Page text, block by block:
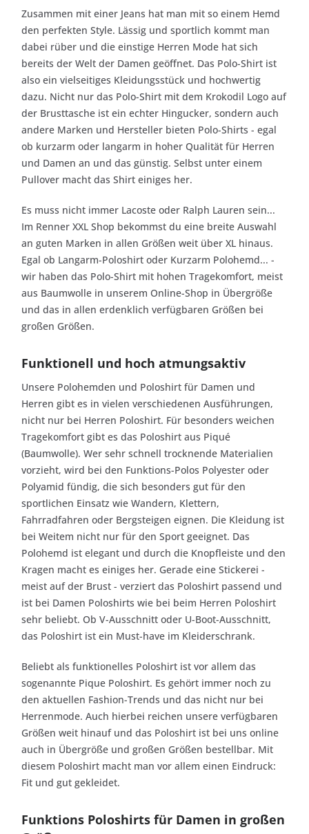
Zusammen mit einer Jeans hat man mit so einem Hemd
den perfekten Style. Lässig und sportlich kommt man
dabei rüber und die einstige Herren Mode hat sich
bereits der Welt der Damen geöffnet. Das Polo-Shirt ist
also ein vielseitiges Kleidungsstück und hochwertig
dazu. Nicht nur das Polo-Shirt mit dem Krokodil Logo auf
der Brusttasche ist ein echter Hingucker, sondern auch
andere Marken und Hersteller bieten Polo-Shirts - egal
ob kurzarm oder langarm in hoher Qualität für Herren
und Damen an und das günstig. Selbst unter einem
Pullover macht das Shirt einiges her.
Es muss nicht immer Lacoste oder Ralph Lauren sein...
Im Renner XXL Shop bekommst du eine breite Auswahl
an guten Marken in allen Größen weit über XL hinaus.
Egal ob Langarm-Poloshirt oder Kurzarm Polohemd... -
wir haben das Polo-Shirt mit hohen Tragekomfort, meist
aus Baumwolle in unserem Online-Shop in Übergröße
und das in allen erdenklich verfügbaren Größen bei
großen Größen.
Funktionell und hoch atmungsaktiv
Unsere Polohemden und Poloshirt für Damen und
Herren gibt es in vielen verschiedenen Ausführungen,
nicht nur bei Herren Poloshirt. Für besonders weichen
Tragekomfort gibt es das Poloshirt aus Piqué
(Baumwolle). Wer sehr schnell trocknende Materialien
vorzieht, wird bei den Funktions-Polos Polyester oder
Polyamid fündig, die sich besonders gut für den
sportlichen Einsatz wie Wandern, Klettern,
Fahrradfahren oder Bergsteigen eignen. Die Kleidung ist
bei Weitem nicht nur für den Sport geeignet. Das
Polohemd ist elegant und durch die Knopfleiste und den
Kragen macht es einiges her. Gerade eine Stickerei -
meist auf der Brust - verziert das Poloshirt passend und
ist bei Damen Poloshirts wie bei beim Herren Poloshirt
sehr beliebt. Ob V-Ausschnitt oder U-Boot-Ausschnitt,
das Poloshirt ist ein Must-have im Kleiderschrank.
Beliebt als funktionelles Poloshirt ist vor allem das
sogenannte Pique Poloshirt. Es gehört immer noch zu
den aktuellen Fashion-Trends und das nicht nur bei
Herrenmode. Auch hierbei reichen unsere verfügbaren
Größen weit hinauf und das Poloshirt ist bei uns online
auch in Übergröße und großen Größen bestellbar. Mit
diesem Poloshirt macht man vor allem einen Eindruck:
Fit und gut gekleidet.
Funktions Poloshirts für Damen in großen